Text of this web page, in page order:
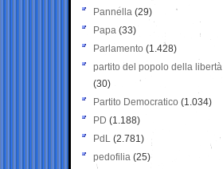
Pannella (29)
Papa (33)
Parlamento (1.428)
partito del popolo della libertà
(30)
Partito Democratico (1.034)
PD (1.188)
PdL (2.781)
pedofilia (25)